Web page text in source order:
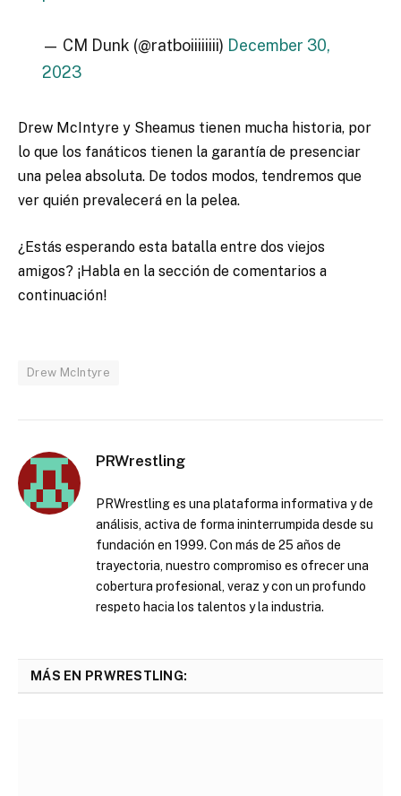
— CM Dunk (@ratboiiiiiiii) December 30,
2023
Drew McIntyre y Sheamus tienen mucha historia, por
lo que los fanáticos tienen la garantía de presenciar
una pelea absoluta. De todos modos, tendremos que
ver quién prevalecerá en la pelea.
¿Estás esperando esta batalla entre dos viejos
amigos? ¡Habla en la sección de comentarios a
continuación!
Drew McIntyre
PRWrestling
PRWrestling es una plataforma informativa y de
análisis, activa de forma ininterrumpida desde su
fundación en 1999. Con más de 25 años de
trayectoria, nuestro compromiso es ofrecer una
cobertura profesional, veraz y con un profundo
respeto hacia los talentos y la industria.
MÁS EN PRWRESTLING: